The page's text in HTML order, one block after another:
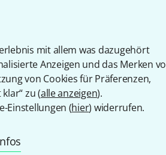
mit allem was dazugehört
Anzeigen und das Merken
von Cookies für Präferenzen,
zu (alle anzeigen).
Einstellungen (hier) widerrufen.